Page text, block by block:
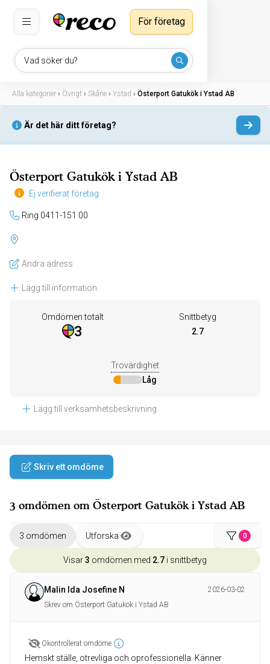
Vad söker du?
För företag
Alla kategorier › Övrigt › Skåne › Ystad › Österport Gatukök i Ystad AB
Är det här ditt företag?
Österport Gatukök i Ystad AB
Ej verifierat företag
Ring 0411-151 00
Ändra adress
Lägg till information
Omdömen totalt
3
Snittbetyg
2.7
Trovärdighet
Låg
Lägg till verksamhetsbeskrivning
Skriv ett omdöme
3 omdömen om Österport Gatukök i Ystad AB
3 omdömen Utforska 0
Visar3 omdömen med 2.7 i snittbetyg
Malin Ida Josefine N
2026-03-02
Skrev om Österport Gatukök i Ystad AB
Okontrollerat omdöme
Hemskt ställe, otrevliga och oprofessionella. Känner